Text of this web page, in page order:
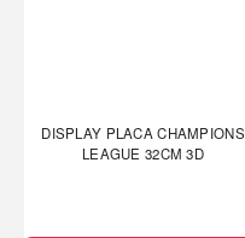
DISPLAY PLACA CHAMPIONS
LEAGUE 32CM 3D